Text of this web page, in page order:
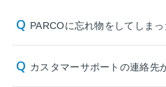
PARCOに忘れ物をしてしま
カスタマーサポートの連絡先